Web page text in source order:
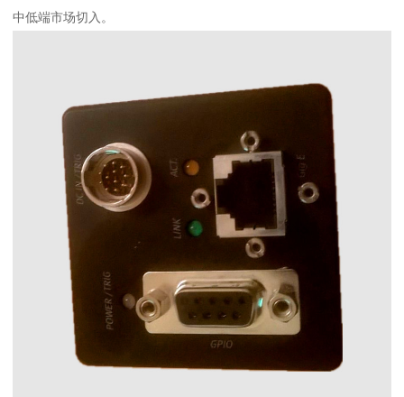
中低端市场切入。